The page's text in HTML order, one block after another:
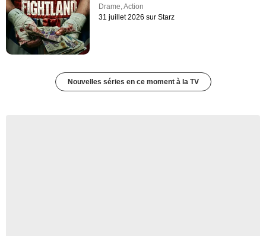
Drame,Action
31 juillet 2026 sur Starz
Nouvelles séries en ce moment à la TV